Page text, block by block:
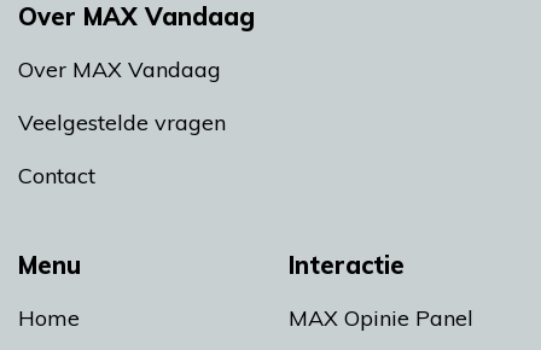
Menu
Home
Interactie
MAX Opinie Panel
Over MAX Vandaag
Over MAX Vandaag
Veelgestelde vragen
Contact